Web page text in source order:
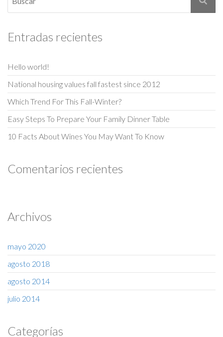
Entradas recientes
Hello world!
National housing values fall fastest since 2012
Which Trend For This Fall-Winter?
Easy Steps To Prepare Your Family Dinner Table
10 Facts About Wines You May Want To Know
Comentarios recientes
Archivos
mayo 2020
agosto 2018
agosto 2014
julio 2014
Categorías